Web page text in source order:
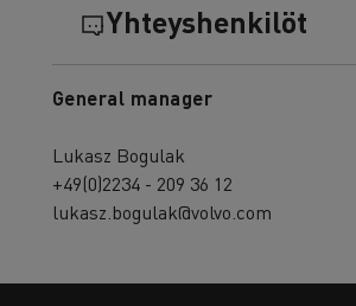
Yhteyshenkilöt
General manager
Lukasz Bogulak
+49(0)2234 - 209 36 12
lukasz.bogulak@volvo.com